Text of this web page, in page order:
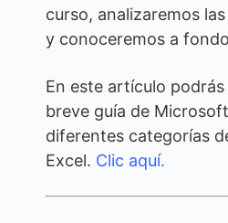
curso, analizaremos
y conoceremos a
En este artículo
breve guía de
diferentes categorías
Excel. Clic aquí.